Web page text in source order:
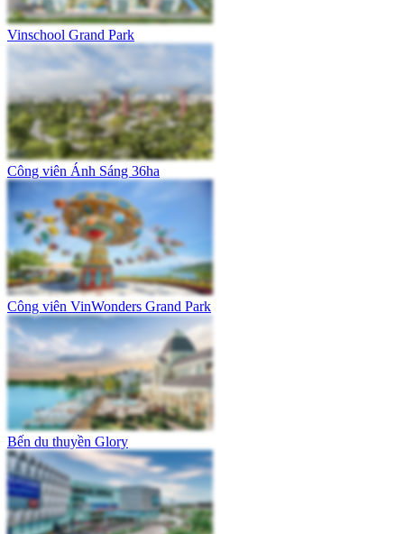
Vinschool Grand Park
Công viên Ánh Sáng 36ha
Công viên VinWonders Grand Park
Bến du thuyền Glory